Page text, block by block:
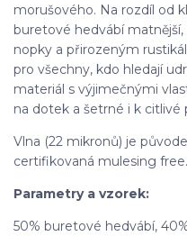
morušového. Na rozdíl od
buretové hedvábí
nopky a přirozeným
pro všechny, kdo hledají
materiál s výjimečnými
na dotek a šetrné i k citlivé
Vlna (22 mikronů) je
certifikovaná mulesing free.
Parametry a vzorek:
50% buretové hedvábí,